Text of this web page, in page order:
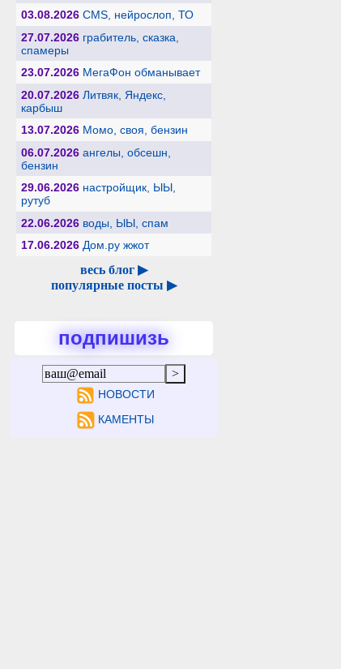
03.08.2026 CMS, нейрослоп, ТО
27.07.2026 грабитель, сказка,
спамеры
23.07.2026 МегаФон обманывает
20.07.2026 Литвяк, Яндекс,
карбыш
13.07.2026 Момо, своя, бензин
06.07.2026 ангелы, обсешн,
бензин
29.06.2026 настройщик, ЫЫ,
рутуб
22.06.2026 воды, ЫЫ, спам
17.06.2026 Дом.ру жжот
весь блог ▶
популярные посты ▶
подпишизь
НОВОСТИ
КАМЕНТЫ